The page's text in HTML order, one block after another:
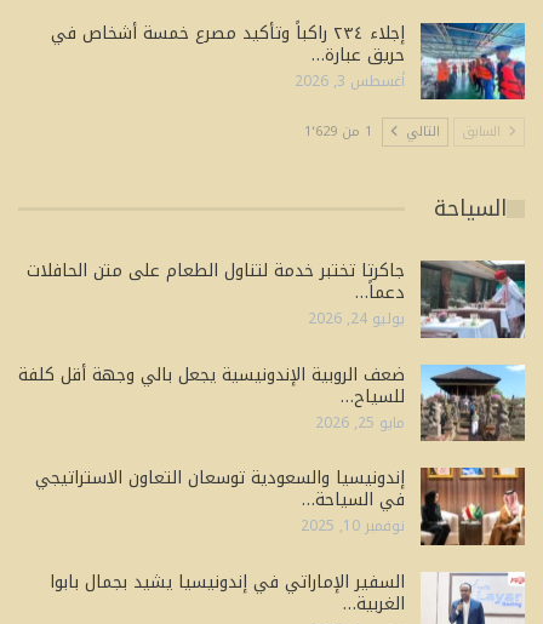
إجلاء ٢٣٤ راكباً وتأكيد مصرع خمسة أشخاص في
حريق عبارة…
أغسطس 3, 2026
السابق التالي 1 من 1٬629
السياحة
جاكرتا تختبر خدمة لتناول الطعام على متن الحافلات
دعماً…
يوليو 24, 2026
ضعف الروبية الإندونيسية يجعل بالي وجهة أقل كلفة
للسياح…
مايو 25, 2026
إندونيسيا والسعودية توسعان التعاون الاستراتيجي
في السياحة…
نوفمبر 10, 2025
السفير الإماراتي في إندونيسيا يشيد بجمال بابوا
الغربية…